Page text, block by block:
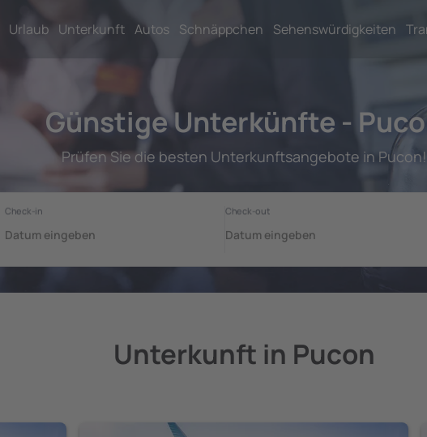
Urlaub Unterkunft Autos Schnäppchen Sehenswürdigkeiten
Günstige Unterkünfte -
Prüfen Sie die besten Unterkunftsangebote in Pucon!
Unterkunft in Pucon